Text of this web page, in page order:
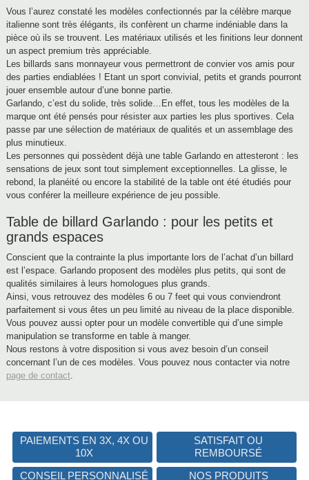
Vous l’aurez constaté les modèles confectionnés par la célèbre marque
italienne sont très élégants, ils confèrent un charme indéniable dans la
pièce où ils se trouvent. Les matériaux utilisés et les finitions leur donnent
un aspect premium très appréciable.
Les billards sans monnayeur vous permettront de convier vos amis pour
des parties endiablées ! Etant un sport convivial, petits et grands pourront
jouer ensemble autour d’une bonne partie.
Garlando, c’est du solide, très solide…En effet, tous les modèles de la
marque ont été pensés pour résister aux parties les plus sportives. Cela
passe par une sélection de matériaux de qualités et un assemblage des
plus minutieux.
Les personnes qui possèdent déjà une table Garlando en attesteront : les
sensations de jeux sont tout simplement exceptionnelles. La glisse, le
rebond, la planéité ou encore la stabilité de la table ont été étudiés pour
vous conférer la meilleure expérience de jeu possible.
Table de billard Garlando : pour les petits et
grands espaces
Conscient que la contrainte la plus importante lors de l’achat d’un billard
est l’espace. Garlando proposent des modèles plus petits, qui sont de
qualités similaires à leurs homologues plus grands.
Ainsi, vous retrouvez des modèles 6 ou 7 feet qui vous conviendront
parfaitement si vous êtes un peu limité au niveau de la place disponible.
Vous pouvez aussi opter pour un modèle convertible qui d’une simple
manipulation se transforme en table à manger.
Nous restons à votre disposition si vous avez besoin d’un conseil
concernant l’un de ces modèles. Vous pouvez nous contacter via notre
page de contact.
PAIEMENTS EN 3X, 4X OU
10X
SATISFAITOU
REMBOURSÉ
CONSEIL PERSONNALISÉ NOS PRODUITS